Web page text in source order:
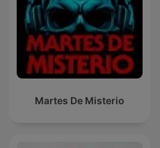
Martes De Misterio